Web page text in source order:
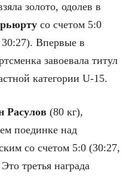
золото, одолев в
со счетом 5:0
Впервые в
завоевала титул
категории U-15.
Расулов (80 кг),
поединке над
со счетом 5:0 (30:27,
третья награда